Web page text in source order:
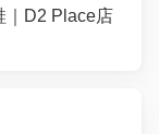
｜D2 Place店